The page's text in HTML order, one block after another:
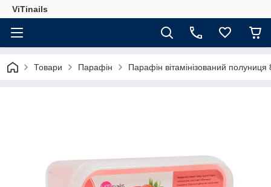
ViTinails
Товари Парафін Парафін вітамінізований полуниця